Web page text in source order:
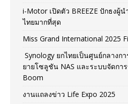
i-Motor เปิดตัว BREEZE ปักธงผู้น
ไทยมากที่สุด
Miss Grand International 2025
Synology ยกไทยเป็นศูนย์กลางก
ยายโซลูชัน NAS และระบบจัดกา
Boom
งานแถลงข่าว Life Expo 2025